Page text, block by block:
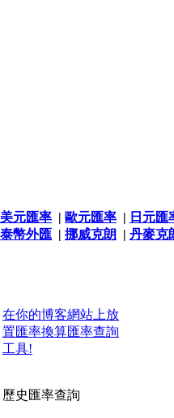
美元匯率 | 歐元匯率 | 日元匯
泰幣外匯 | 挪威克朗 | 丹麥克
在你的博客網站上放
置匯率換算匯率查詢
工具!
歷史匯率查詢